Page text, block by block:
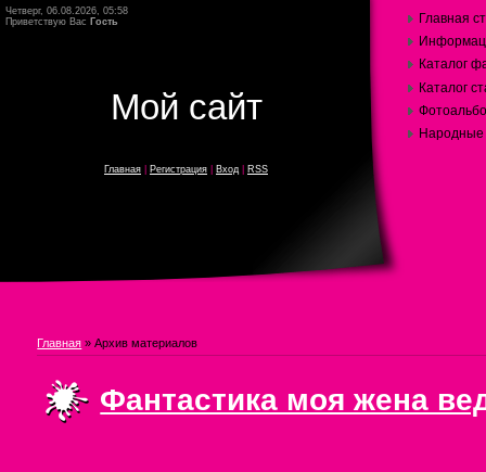
Четверг, 06.08.2026, 05:58
Приветствую Вас Гость
Мой сайт
Главная Регистрация Вход RSS
Главная
Каталог
Каталог
Народные
Главная »Архив материалов
Фантастика моя жена